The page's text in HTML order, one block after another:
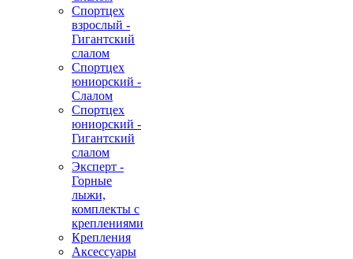
Спортцех
взрослый -
Гигантский
слалом
Спортцех
юниорский -
Слалом
Спортцех
юниорский -
Гигантский
слалом
Эксперт -
Горные
лыжи,
комплекты с
креплениями
Крепления
Аксессуары